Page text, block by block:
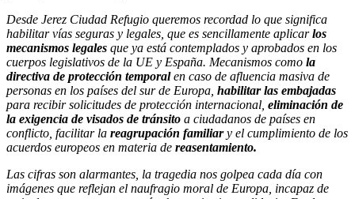
Desde Jerez Ciudad Refugio queremos recordad lo que significa
habilitar vías seguras y legales, que es sencillamente aplicarlos
mecanismos legales que ya está contemplados y aprobados en los
cuerpos legislativos de la UE y España. Mecanismos como la
directiva de protección temporalen caso de afluencia masiva de
personas en los países del sur de Europa, habilitar las embajadas
para recibir solicitudes de protección internacional, eliminación de
la exigencia de visados de tránsito a ciudadanos de países en
conflicto, facilitar la reagrupación familiary el cumplimiento de los
acuerdos europeos en materia de reasentamiento.
Las cifras son alarmantes, la tragedia nos golpea cada día con
imágenes que reflejan el naufragio moral de Europa, incapaz de